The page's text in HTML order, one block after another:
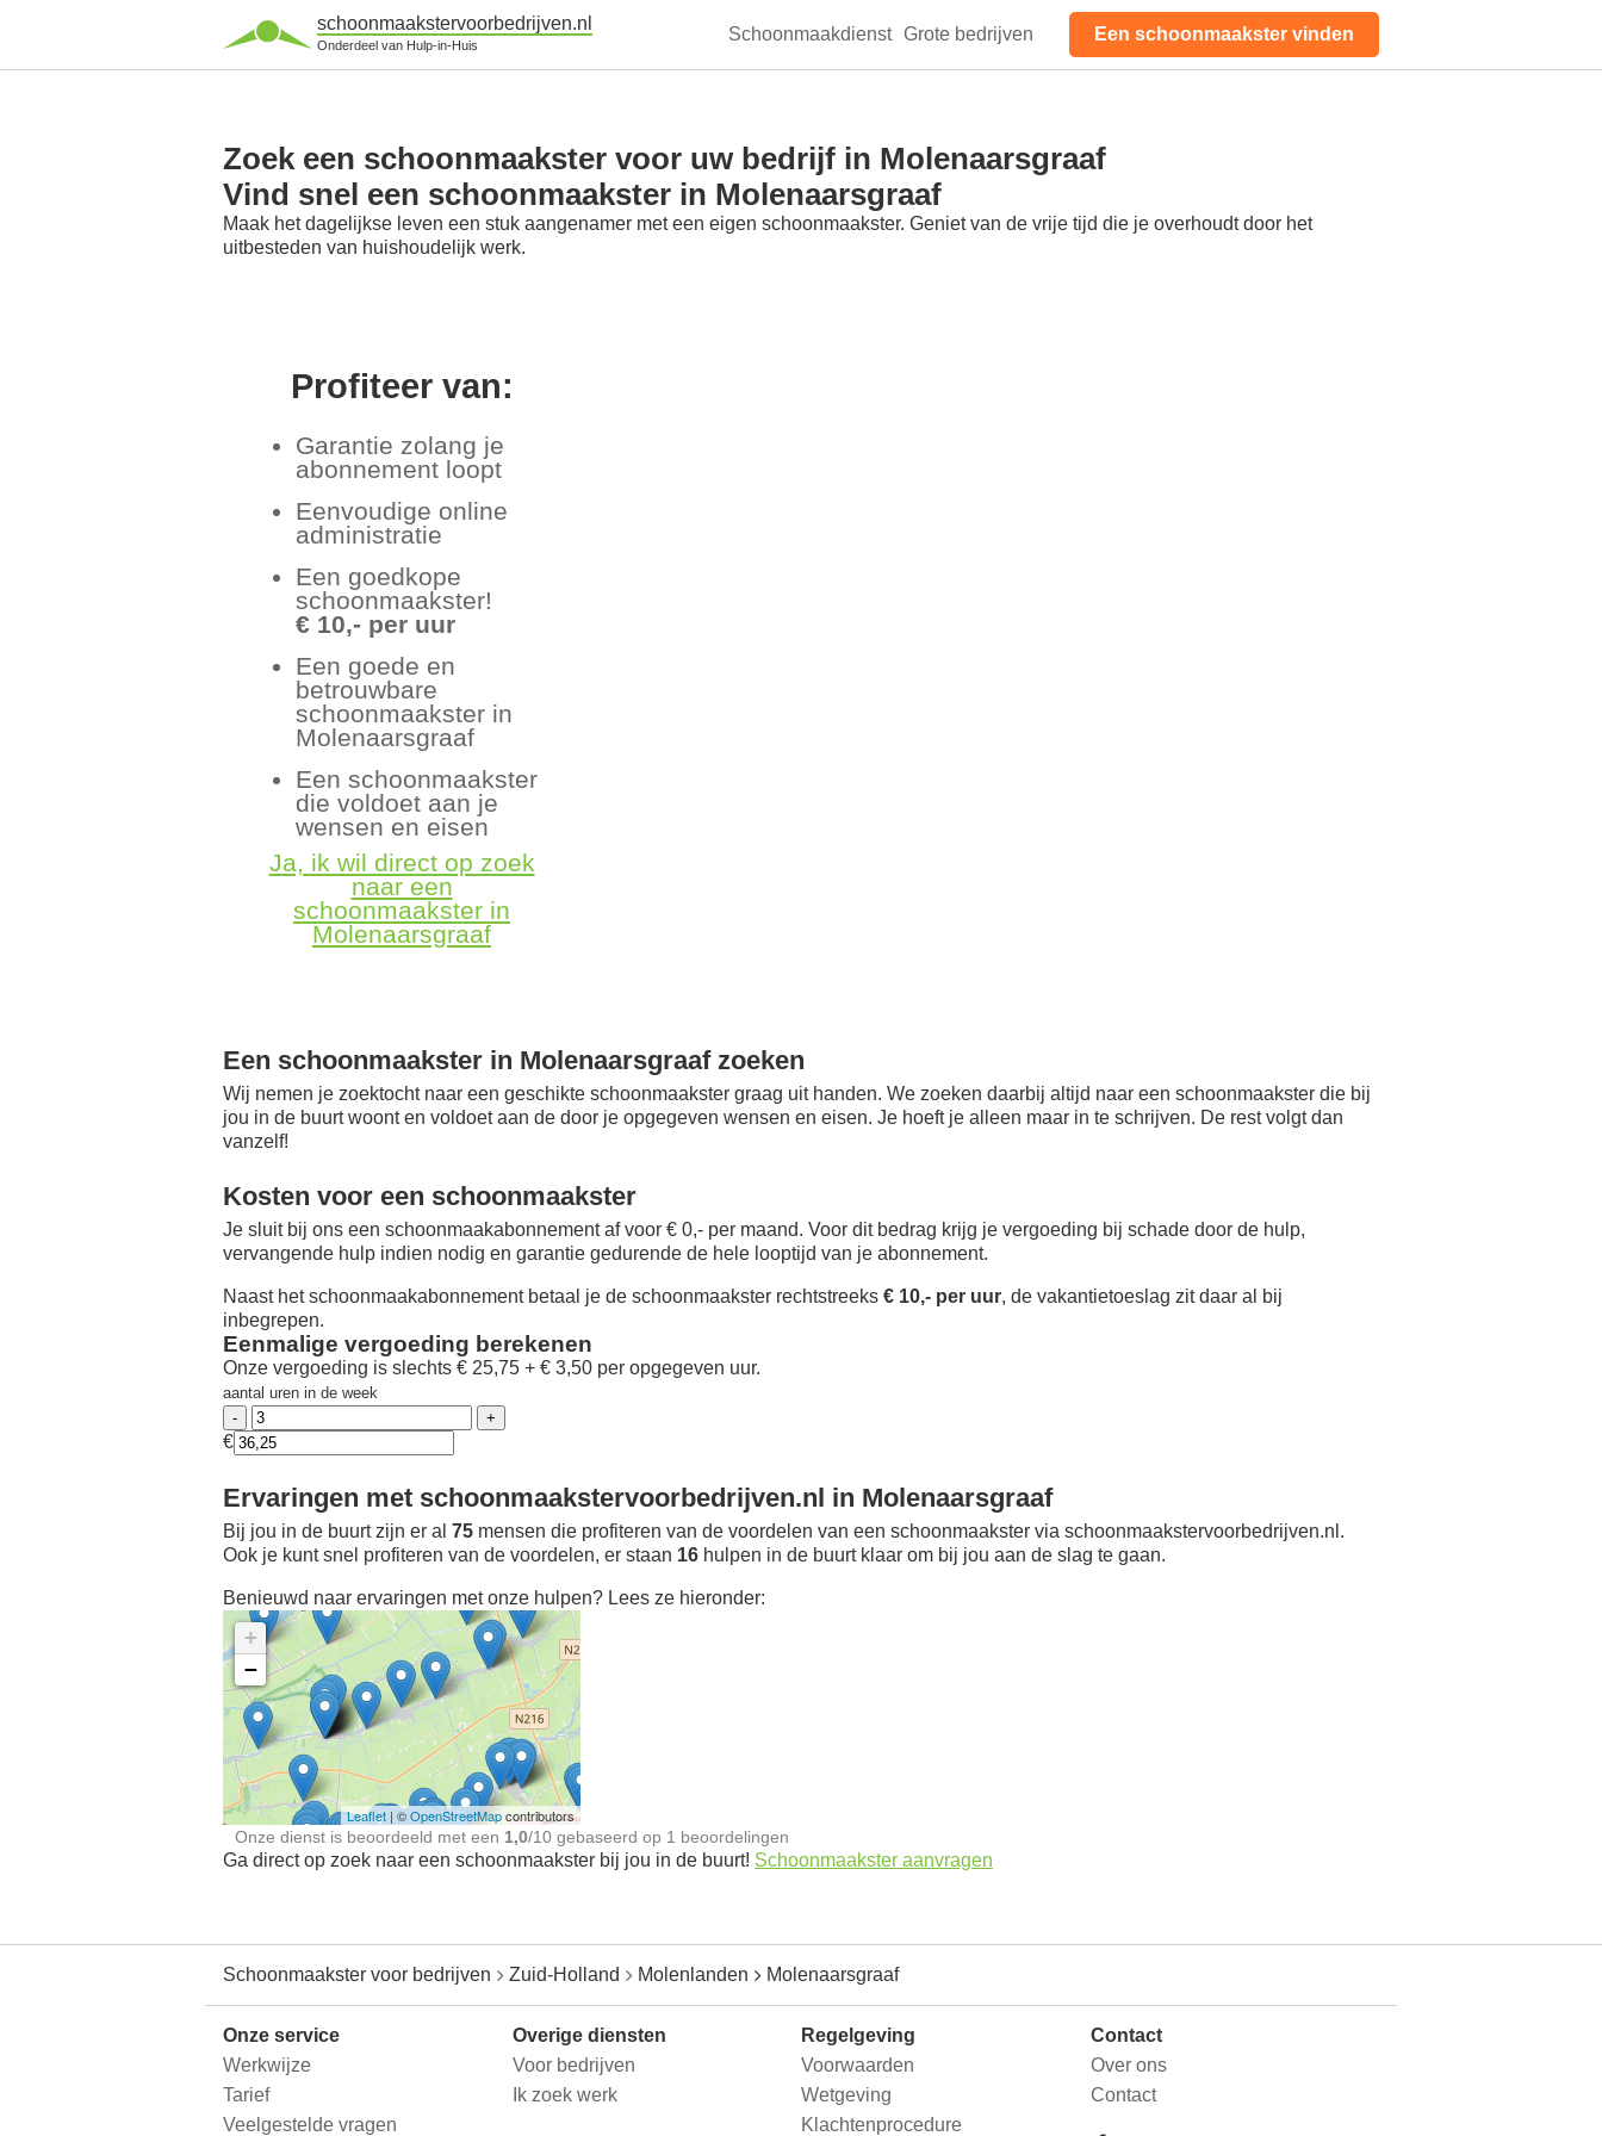
schoonmaakstervoorbedrijven.nl
Onderdeel van Hulp-in-Huis
Schoonmaakdienst Grote bedrijven Een schoonmaakster vinden
Zoek een schoonmaakster voor uw bedrijf in Molenaarsgraaf
Vind snel een schoonmaakster in Molenaarsgraaf
Maak het dagelijkse leven een stuk aangenamer met een eigen schoonmaakster. Geniet van de vrije tijd die je overhoudt door het
uitbesteden van huishoudelijk werk.
Profiteer van:
Garantie zolang je
abonnement loopt
Eenvoudige online
administratie
Een goedkope
schoonmaakster!
€ 10,- per uur
Een goede en
betrouwbare
schoonmaakster in
Molenaarsgraaf
Een schoonmaakster
die voldoet aan je
wensen en eisen
Ja, ik wil direct op zoek
naar een
schoonmaakster in
Molenaarsgraaf
Een schoonmaakster in Molenaarsgraaf zoeken
Wij nemen je zoektocht naar een geschikte schoonmaakster graag uit handen. We zoeken daarbij altijd naar een schoonmaakster die bij
jou in de buurt woont en voldoet aan de door je opgegeven wensen en eisen. Je hoeft je alleen maar in te schrijven. De rest volgt dan
vanzelf!
Kosten voor een schoonmaakster
Je sluit bij ons een schoonmaakabonnement af voor € 0,- per maand. Voor dit bedrag krijg je vergoeding bij schade door de hulp,
vervangende hulp indien nodig en garantie gedurende de hele looptijd van je abonnement.
Naast het schoonmaakabonnement betaal je de schoonmaakster rechtstreeks € 10,- per uur, de vakantietoeslag zit daar al bij
inbegrepen.
Eenmalige vergoeding berekenen
Onze vergoeding is slechts € 25,75 + € 3,50 per opgegeven uur.
aantal uren in de week
€
Ervaringen met schoonmaakstervoorbedrijven.nl in Molenaarsgraaf
Bij jou in de buurt zijn er al 75 mensen die profiteren van de voordelen van een schoonmaakster via schoonmaakstervoorbedrijven.nl.
Ook je kunt snel profiteren van de voordelen, er staan 16 hulpen in de buurt klaar om bij jou aan de slag te gaan.
Benieuwd naar ervaringen met onze hulpen? Lees ze hieronder:
Ontdek meer ervaringen
Schoonmaakster bij
jou in de buurt
+
−
Leaflet | ©OpenStreetMapcontributors
Onze dienst is beoordeeld met een 1,0/10 gebaseerd op 1 beoordelingen
Ga direct op zoek naar een schoonmaakster bij jou in de buurt! Schoonmaakster aanvragen
Schoonmaakster voor bedrijven Zuid-Holland Molenlanden Molenaarsgraaf
Onze service
Werkwijze
Tarief
Veelgestelde vragen
Overige diensten
Voor bedrijven
Ik zoek werk
Regelgeving
Voorwaarden
Wetgeving
Klachtenprocedure
Contact
Over ons
Contact